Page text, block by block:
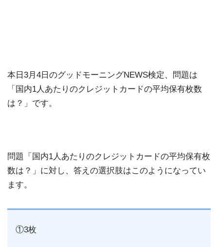
本日3月4日のグッドモーニングNEWS検定、問題は
「国内1人あたりのクレジットカードの平均保有枚数
は？」です。
問題「国内1人あたりのクレジットカードの平均保有枚
数は？」に対し、答えの選択肢はこのようになってい
ます。
①3枚